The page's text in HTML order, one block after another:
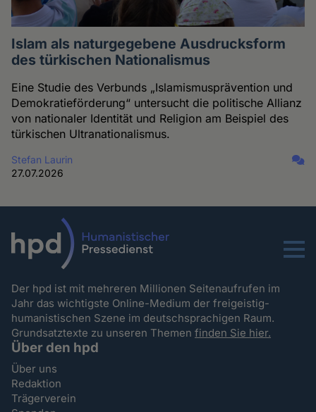
Islam als naturgegebene Ausdrucksform
des türkischen Nationalismus
Eine Studie des Verbunds „Islamismusprävention und
Demokratieförderung“ untersucht die politische Allianz
von nationaler Identität und Religion am Beispiel des
türkischen Ultranationalismus.
Stefan Laurin
27.07.2026
Menu
Der hpd ist mit mehreren Millionen Seitenaufrufen im
Jahr das wichtigste Online-Medium der freigeistig-
humanistischen Szene im deutschsprachigen Raum.
Grundsatztexte zu unseren Themenfinden Sie hier.
Über den hpd
Über uns
Redaktion
Trägerverein